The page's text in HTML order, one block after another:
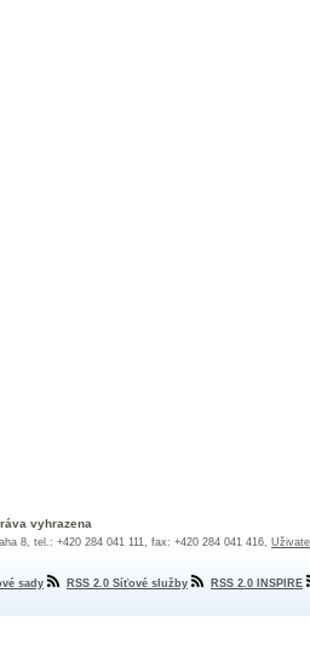
vyhrazena
8, tel.: +420 284 041 111, fax: +420 284 041 416,
sady RSS 2.0 Síťové služby RSS 2.0 INSPIRE